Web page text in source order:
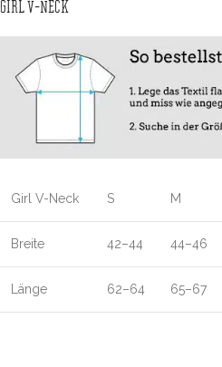
GIRL V-NECK
Girl V-Neck S M
Breite 42–44 44–46
Länge 62–64 65–67